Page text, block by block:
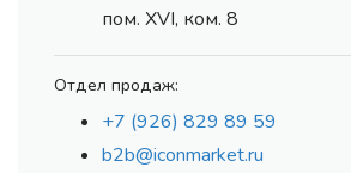
пом. XVI, ком. 8
Отдел продаж:
+7 (926) 829 89 59
b2b@iconmarket.ru